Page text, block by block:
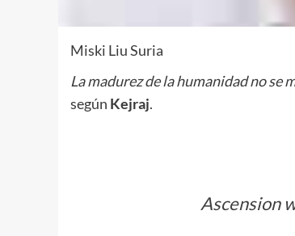
Miski Liu Suria
La madurez de la humanidad no se
según Kejraj.
Ascension